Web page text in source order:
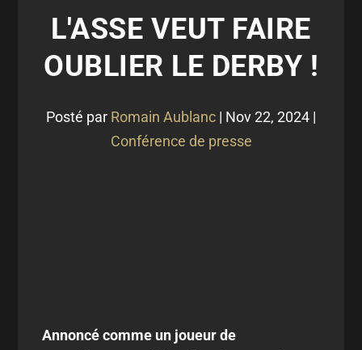
L'ASSE VEUT FAIRE
OUBLIER LE DERBY !
Posté par Romain Aublanc | Nov 22, 2024 |
Conférence de presse
Annoncé comme un joueur de